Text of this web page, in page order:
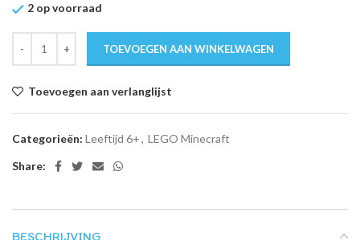
2 op voorraad
TOEVOEGEN AAN WINKELWAGEN
Toevoegen aan verlanglijst
Categorieën: Leeftijd 6+, LEGO Minecraft
Share:
BESCHRIJVING